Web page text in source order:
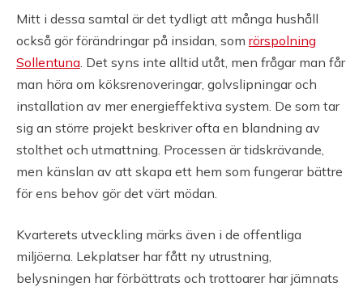
Mitt i dessa samtal är det tydligt att många hushåll
också gör förändringar på insidan, som rörspolning
Sollentuna. Det syns inte alltid utåt, men frågar man får
man höra om köksrenoveringar, golvslipningar och
installation av mer energieffektiva system. De som tar
sig an större projekt beskriver ofta en blandning av
stolthet och utmattning. Processen är tidskrävande,
men känslan av att skapa ett hem som fungerar bättre
för ens behov gör det värt mödan.
Kvarterets utveckling märks även i de offentliga
miljöerna. Lekplatser har fått ny utrustning,
belysningen har förbättrats och trottoarer har jämnats